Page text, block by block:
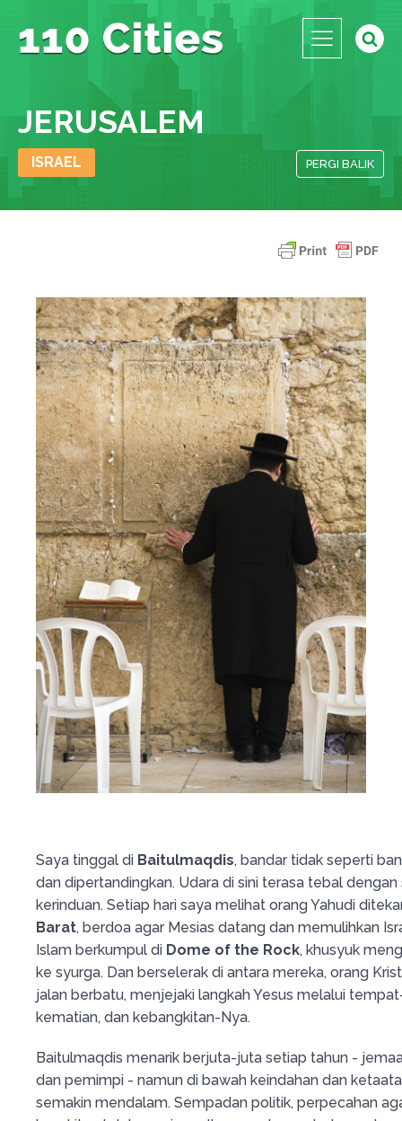
JERUSALEM
ISRAEL PERGI BALIK
Saya tinggal di Baitulmaqdis, bandar tidak seperti
dan dipertandingkan. Udara di sini terasa tebal dengan
kerinduan. Setiap hari saya melihat orang Yahudi
Barat, berdoa agar Mesias datang dan memulihkan
Islam berkumpul di Dome of the Rock, khusyuk
ke syurga. Dan berselerak di antara mereka, orang
jalan berbatu, menjejaki langkah Yesus melalui
kematian, dan kebangkitan-Nya.
Baitulmaqdis menarik berjuta-juta setiap tahun -
dan pemimpi - namun di bawah keindahan dan
semakin mendalam. Sempadan politik, perpecahan